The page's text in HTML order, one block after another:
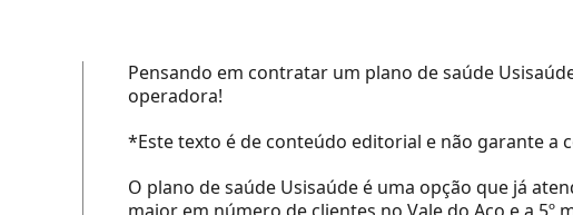
Pensando em contratar um plano de saúde
operadora!
*Este texto é de conteúdo editorial e não garante a
O plano de saúde Usisaúde é uma opção que já